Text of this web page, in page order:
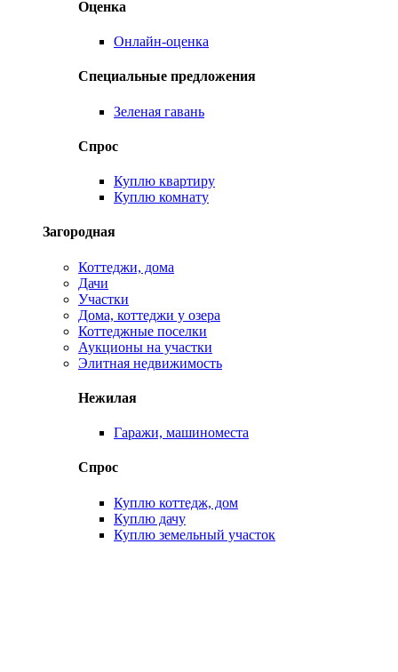
Оценка
Онлайн-оценка
Специальные предложения
Зеленая гавань
Спрос
Куплю квартиру
Куплю комнату
Загородная
Коттеджи, дома
Дачи
Участки
Дома, коттеджи у озера
Коттеджные поселки
Аукционы на участки
Элитная недвижимость
Нежилая
Гаражи, машиноместа
Спрос
Куплю коттедж, дом
Куплю дачу
Куплю земельный участок